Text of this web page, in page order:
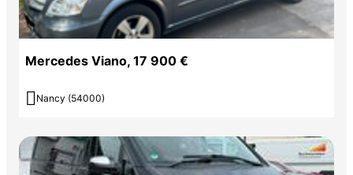
Mercedes Viano, 17 900 €
 Nancy (54000)